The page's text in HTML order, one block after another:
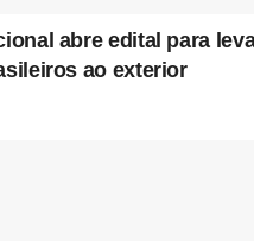
abre edital para
ao exterior